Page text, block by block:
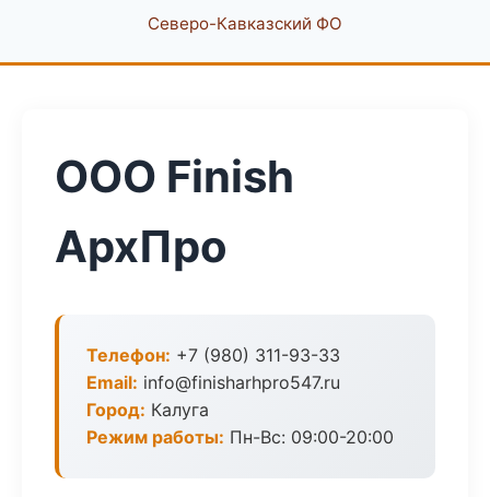
Северо-Кавказский ФО
ООО Finish
АрхПро
Телефон: +7 (980) 311-93-33
Email: info@finisharhpro547.ru
Город: Калуга
Режим работы: Пн-Вс: 09:00-20:00